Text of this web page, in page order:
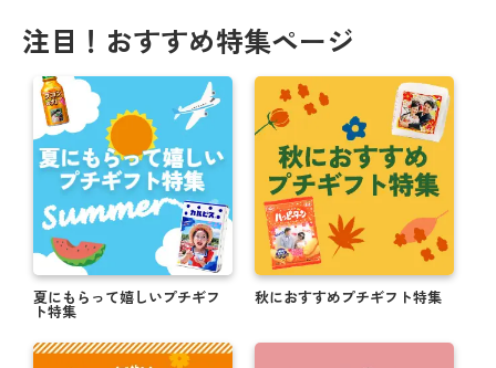
注目！おすすめ特集ページ
夏にもらって嬉しいプチギフ
ト特集
秋におすすめプチギフト特集